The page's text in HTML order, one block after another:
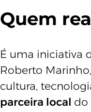
Quem
É uma iniciativa
Roberto
cultura,
parceira local do